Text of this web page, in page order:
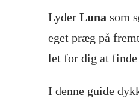
Lyder Luna som
eget præg på
let for dig at finde
I denne guide